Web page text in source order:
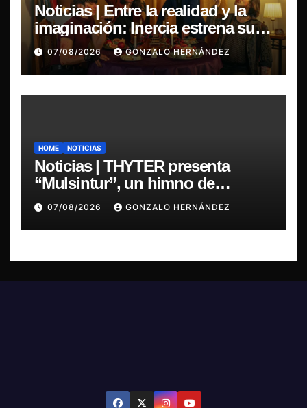
Noticias | Entre la realidad y la
imaginación: Inercia estrena su
primer single “Marilina”
07/08/2026 GONZALO HERNÁNDEZ
HOME NOTICIAS
Noticias | THYTER presenta
“Mulsintur”, un himno de
heavy/power metal inspirado en
Tomás Paniri
07/08/2026 GONZALO HERNÁNDEZ